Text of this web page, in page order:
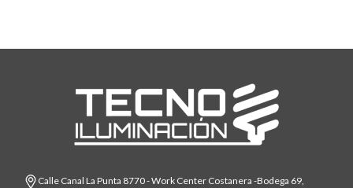
Calle Canal La Punta 8770 - Work Center Costanera -Bodega 69,